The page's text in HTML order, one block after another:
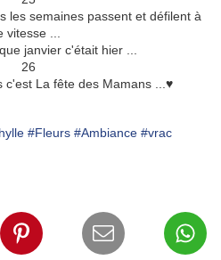
les semaines passent et défilent à
vitesse ...
janvier c'était hier ...
c'est La fête des Mamans ...♥
#Fleurs #Ambiance #vrac